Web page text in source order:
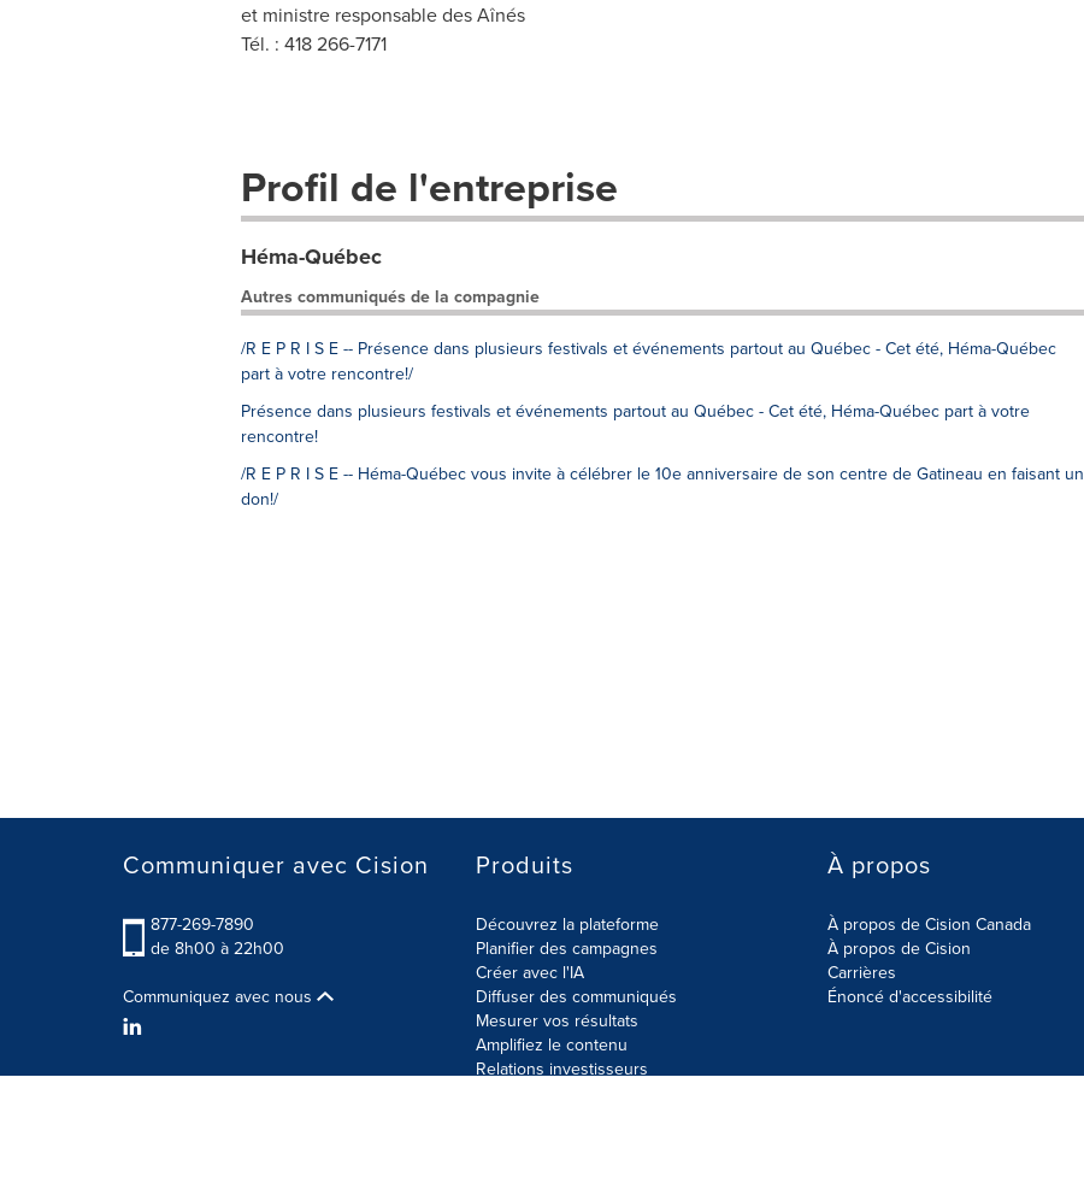
et ministre responsable des Aînés
Tél. : 418 266-7171
Profil de l'entreprise
Héma-Québec
Autres communiqués de la compagnie
/R E P R I S E -- Présence dans plusieurs festivals et événements partout au Québec - Cet été, Héma-Québec
part à votre rencontre!/
Présence dans plusieurs festivals et événements partout au Québec - Cet été, Héma-Québec part à votre
rencontre!
/R E P R I S E -- Héma-Québec vous invite à célébrer le 10e anniversaire de son centre de Gatineau en faisant un
don!/
Communiquer avec Cision
877-269-7890
de 8h00 à 22h00
Communiquez avec nous
Produits
Découvrez la plateforme
Planifier des campagnes
Créer avec l'IA
Diffuser des communiqués
Mesurer vos résultats
Amplifiez le contenu
Relations investisseurs
À propos
À propos de Cision Canada
À propos de Cision
Carrières
Énoncé d'accessibilité